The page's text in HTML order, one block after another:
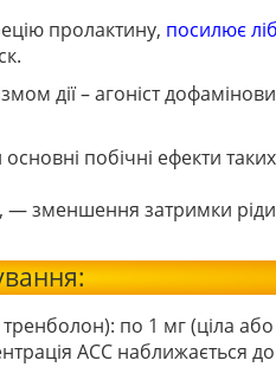
пролактину, посилює
дії – агоніст
побічні ефекти
— зменшення затримки
по 1 мг (ціла
АСС наближається